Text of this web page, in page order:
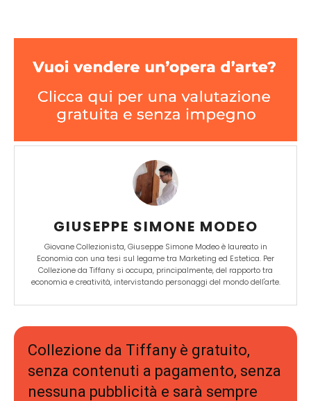
GIUSEPPE SIMONE MODEO
Giovane Collezionista, Giuseppe Simone Modeo è laureato in
Economia con una tesi sul legame tra Marketing ed Estetica. Per
Collezione da Tiffany si occupa, principalmente, del rapporto tra
economia e creatività, intervistando personaggi del mondo dell'arte.
Collezione da Tiffany è gratuito,
senza contenuti a pagamento, senza
nessuna pubblicità e sarà sempre